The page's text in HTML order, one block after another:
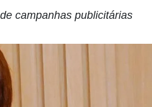
campanhas publicitárias